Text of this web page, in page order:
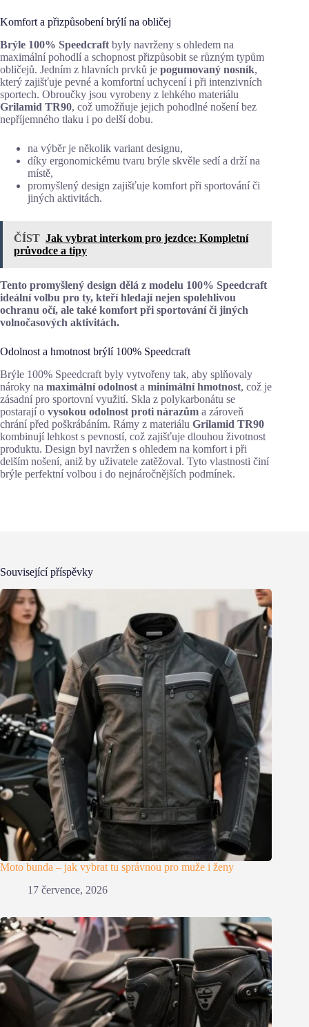
Komfort a přizpůsobení brýlí na obličej
Brýle 100% Speedcraft byly navrženy s ohledem na
maximální pohodlí a schopnost přizpůsobit se různým typům
obličejů. Jedním z hlavních prvků je pogumovaný nosník,
který zajišťuje pevné a komfortní uchycení i při intenzivních
sportech. Obroučky jsou vyrobeny z lehkého materiálu
Grilamid TR90, což umožňuje jejich pohodlné nošení bez
nepříjemného tlaku i po delší dobu.
na výběr je několik variant designu,
díky ergonomickému tvaru brýle skvěle sedí a drží na
místě,
promyšlený design zajišťuje komfort při sportování či
jiných aktivitách.
ČÍST Jak vybrat interkom pro jezdce: Kompletní
průvodce a tipy
Tento promyšlený design dělá z modelu 100% Speedcraft
ideální volbu pro ty, kteří hledají nejen spolehlivou
ochranu očí, ale také komfort při sportování či jiných
volnočasových aktivitách.
Odolnost a hmotnost brýlí 100% Speedcraft
Brýle 100% Speedcraft byly vytvořeny tak, aby splňovaly
nároky na maximální odolnost a minimální hmotnost, což je
zásadní pro sportovní využití. Skla z polykarbonátu se
postarají o vysokou odolnost proti nárazům a zároveň
chrání před poškrábáním. Rámy z materiálu Grilamid TR90
kombinují lehkost s pevností, což zajišťuje dlouhou životnost
produktu. Design byl navržen s ohledem na komfort i při
delším nošení, aniž by uživatele zatěžoval. Tyto vlastnosti činí
brýle perfektní volbou i do nejnáročnějších podmínek.
Související příspěvky
Moto bunda – jak vybrat tu správnou pro muže i ženy
17 července, 2026